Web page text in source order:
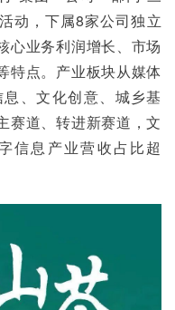
动，下属8家公司独立
心业务利润增长、市场
特点。产业板块从媒体
、文化创意、城乡基
赛道、转进新赛道，文
信息产业营收占比超